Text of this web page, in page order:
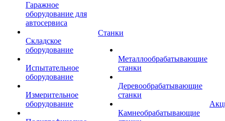
Гаражное
оборудование для
автосервиса
Складское
оборудование
Испытательное
оборудование
Измерительное
оборудование
Станки
Металлообрабатывающие
станки
Деревообрабатывающие
станки
Камнеобрабатывающие